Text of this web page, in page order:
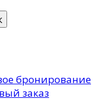
бронирование
заказ